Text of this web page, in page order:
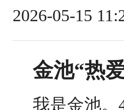
2026-05-15
金池“热
我是金池。